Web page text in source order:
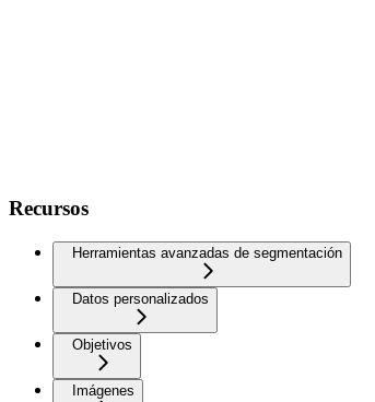
Recursos
Herramientas avanzadas de segmentación
Datos personalizados
Objetivos
Imágenes